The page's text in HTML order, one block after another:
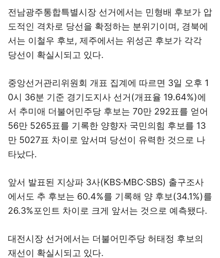
전남광주통합특별시장 선거에서는 민형배 후보가 압
도적인 격차로 당선을 확정하는 분위기이며, 경북에
서는 이철우 후보, 제주에서는 위성곤 후보가 각각
당선이 확실시되고 있다.
중앙선거관리위원회 개표 집계에 따르면 3일 오후 1
0시 36분 기준 경기도지사 선거(개표율 19.64%)에
서 추미애 더불어민주당 후보는 70만 292표를 얻어
56만 5265표를 기록한 양향자 국민의힘 후보를 13
만 5027표 차이로 앞서며 당선이 유력한 것으로 나
타났다.
앞서 발표된 지상파 3사(KBS·MBC·SBS) 출구조사
에서도 추 후보는 60.4%를 기록해 양 후보(34.1%)를
26.3%포인트 차이로 크게 앞서는 것으로 예측됐다.
대전시장 선거에서는 더불어민주당 허태정 후보의
재선이 확실시되고 있다.